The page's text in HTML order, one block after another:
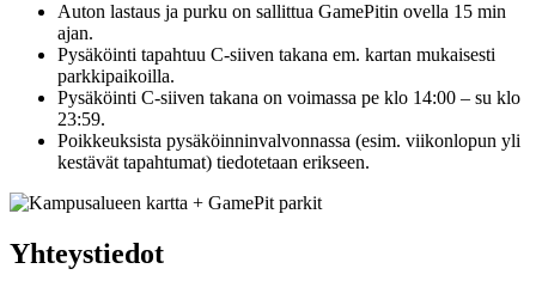
Auton lastaus ja purku on sallittua GamePitin ovella 15 min
ajan.
Pysäköinti tapahtuu C-siiven takana em. kartan mukaisesti
parkkipaikoilla.
Pysäköinti C-siiven takana on voimassa pe klo 14:00 – su klo
23:59.
Poikkeuksista pysäköinninvalvonnassa (esim. viikonlopun yli
kestävät tapahtumat) tiedotetaan erikseen.
Yhteystiedot